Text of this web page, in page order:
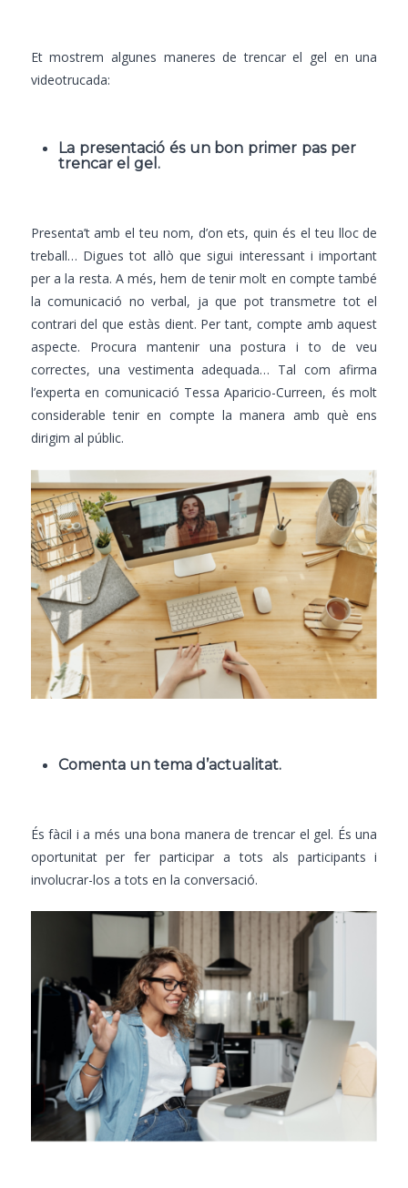
Et mostrem algunes maneres de trencar el gel en una
videotrucada:
La presentació és un bon primer pas per
trencar el gel.
Presenta’t amb el teu nom, d’on ets, quin és el teu lloc de
treball… Digues tot allò que sigui interessant i important
per a la resta. A més, hem de tenir molt en compte també
la comunicació no verbal, ja que pot transmetre tot el
contrari del que estàs dient. Per tant, compte amb aquest
aspecte. Procura mantenir una postura i to de veu
correctes, una vestimenta adequada… Tal com afirma
l’experta en comunicació Tessa Aparicio-Curreen, és molt
considerable tenir en compte la manera amb què ens
dirigim al públic.
Comenta un tema d’actualitat.
És fàcil i a més una bona manera de trencar el gel. És una
oportunitat per fer participar a tots als participants i
involucrar-los a tots en la conversació.